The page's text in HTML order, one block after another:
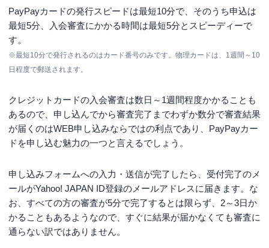
PayPayカードの発行スピードは最短10分で、そのうち申込は
最短5分、入会審査にかかる時間は最短5分とスピーディーで
す。
※最短10分で発行されるのはカード番号のみです。物理カードは、1週間～10
日程度で郵送されます。
クレジットカードの入会審査は数日～1週間程度かかることも
あるので、申し込んでから審査完了までわずか数分で審査結果
が届くのはWEB申し込みならではの利点であり、PayPayカー
ドを申し込む魅力の一つと言えるでしょう。
申し込みフォームへの入力・送信が完了したら、受付完了のメ
ールがYahoo! JAPAN ID登録のメールアドレスに届きます。な
お、すべての方の審査が5分で完了するとは限らず、2～3日か
かることもあるようなので、すぐに結果が届かなくても審査に
通らない訳ではありません。